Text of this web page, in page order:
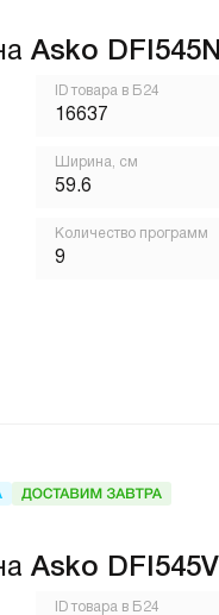
Asko DFI545N
ID товара в Б24
16637
Ширина, см
59.6
Количество программ
9
Asko DFI545V
ID товара в Б24